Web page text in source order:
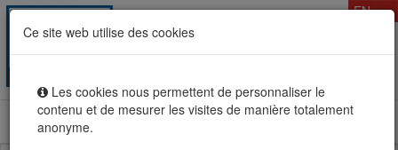
Ce site web utilise des cookies
Les cookies nous permettent de personnaliser le
contenu et de mesurer les visites de manière totalement
anonyme.
EN
Rental sale real estate in Mauritius, OFIM network of